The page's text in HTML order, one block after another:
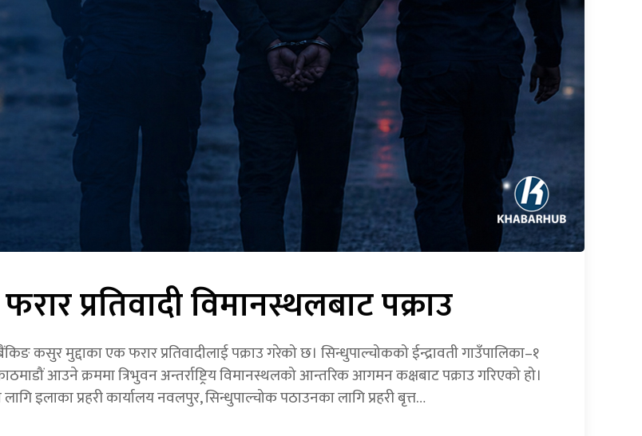
प्रतिवादी विमानस्थलबाट पक्राउ
कसुर मुद्दाका एक फरार प्रतिवादीलाई पक्राउ गरेको छ। सिन्धुपाल्चोकको ईन्द्रावती गाउँपालिका–१
आउने क्रममा त्रिभुवन अन्तर्राष्ट्रिय विमानस्थलको आन्तरिक आगमन कक्षबाट पक्राउ गरिएको हो।
इलाका प्रहरी कार्यालय नवलपुर, सिन्धुपाल्चोक पठाउनका लागि प्रहरी बृत्त…